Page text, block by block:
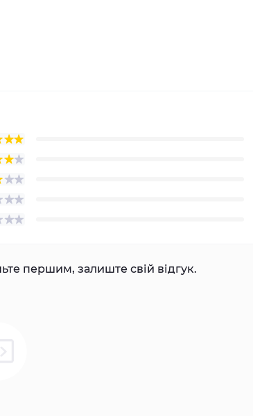
першим, залиште свій відгук.